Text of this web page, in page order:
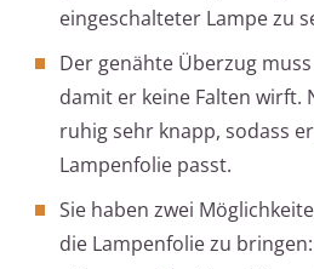
eingeschalteter Lampe zu
Der genähte Überzug
damit er keine Falten wirft.
ruhig sehr knapp, sodass
Lampenfolie passt.
Sie haben zwei
die Lampenfolie zu